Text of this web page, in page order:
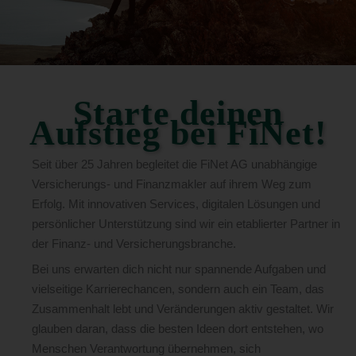
Starte deinen
Aufstieg bei FiNet!
Seit über 25 Jahren begleitet die FiNet AG unabhängige
Versicherungs- und Finanzmakler auf ihrem Weg zum
Erfolg. Mit innovativen Services, digitalen Lösungen und
persönlicher Unterstützung sind wir ein etablierter Partner in
der Finanz- und Versicherungsbranche.
Bei uns erwarten dich nicht nur spannende Aufgaben und
vielseitige Karrierechancen, sondern auch ein Team, das
Zusammenhalt lebt und Veränderungen aktiv gestaltet. Wir
glauben daran, dass die besten Ideen dort entstehen, wo
Menschen Verantwortung übernehmen, sich